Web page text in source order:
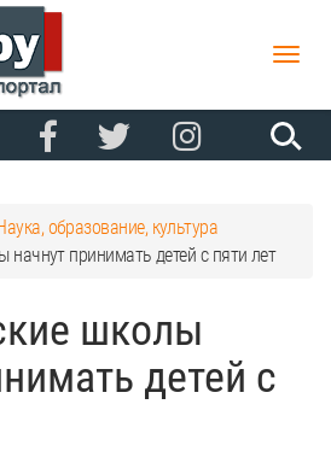
Toggle
образование, культура
начнут принимать детей с пяти лет
школы
детей с